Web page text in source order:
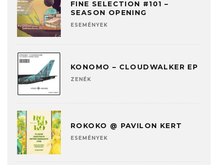
FINE SELECTION #101 –
SEASON OPENING
ESEMÉNYEK
KONOMO – CLOUDWALKER EP
ZENÉK
ROKOKO @ PAVILON KERT
ESEMÉNYEK